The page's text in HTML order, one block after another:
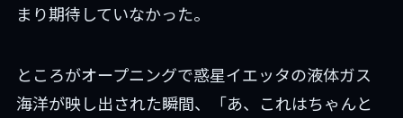
まり期待していなかった。
ところがオープニングで惑星イエッタの液体ガス
海洋が映し出された瞬間、「あ、これはちゃんと